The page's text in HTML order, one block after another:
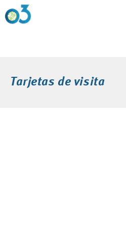
Tarjetas de visita